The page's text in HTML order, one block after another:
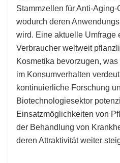
Stammzellen für Anti-
wodurch deren
wird. Eine aktuelle Umfrage
Verbraucher weltweit
Kosmetika bevorzugen,
im Konsumverhalten
kontinuierliche Forschung
Biotechnologiesektor
Einsatzmöglichkeiten von
der Behandlung von
deren Attraktivität weiter